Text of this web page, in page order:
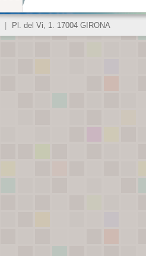
Pl. del Vi, 1. 17004 GIRONA